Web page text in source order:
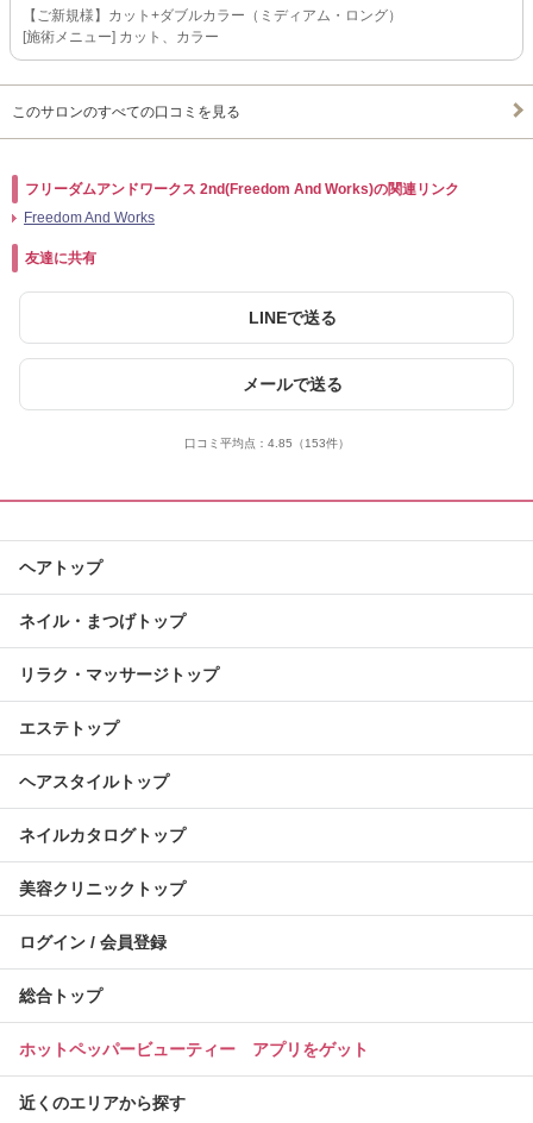
【ご新規様】カット+ダブルカラー（ミディアム・ロング）
[施術メニュー] カット、カラー
このサロンのすべての口コミを見る
フリーダムアンドワークス 2nd(Freedom And Works)の関連リンク
Freedom And Works
友達に共有
LINEで送る
メールで送る
口コミ平均点： 4.85 （153件）
ヘアトップ
ネイル・まつげトップ
リラク・マッサージトップ
エステトップ
ヘアスタイルトップ
ネイルカタログトップ
美容クリニックトップ
ログイン / 会員登録
総合トップ
ホットペッパービューティー アプリをゲット
近くのエリアから探す